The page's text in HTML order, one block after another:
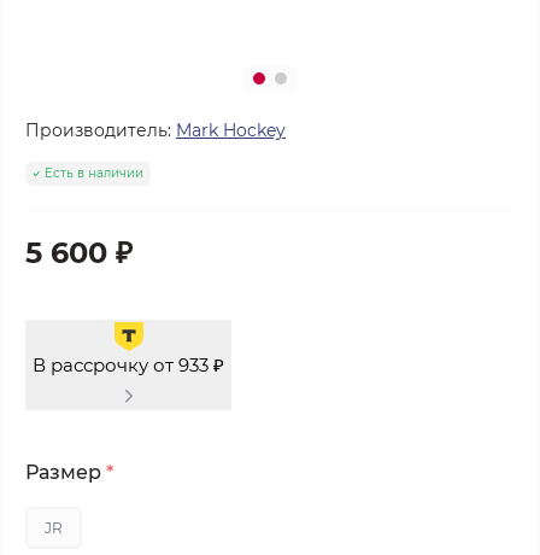
Производитель: Mark Hockey
Есть в наличии
5 600 ₽
В рассрочку от 933 ₽
Размер *
JR